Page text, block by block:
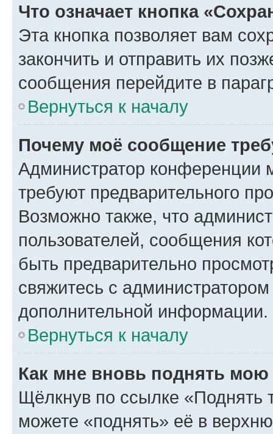
Что означает кнопка
Эта кнопка позволяет вам
закончить и отправить их
сообщения перейдите в
Вернуться к началу
Почему моё сообщение
Администратор конференции
требуют предварительного
Возможно также, что
пользователей, сообщения
быть предварительно
свяжитесь с
дополнительной информации.
Вернуться к началу
Как мне вновь поднять мою
Щёлкнув по ссылке «Поднять
можете «поднять» её в